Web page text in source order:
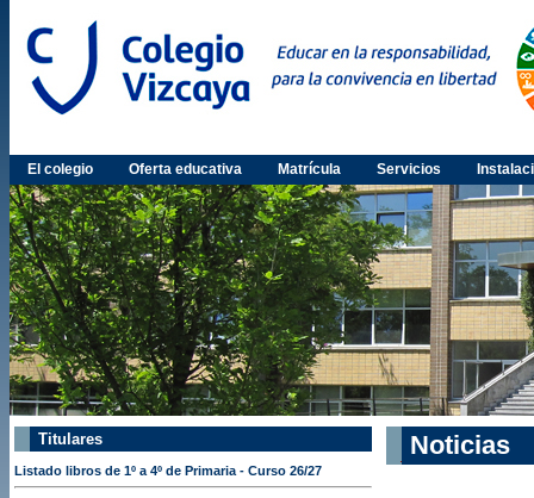
El colegio Oferta educativa Matrícula Servicios
Titulares
Listado libros de 1º a 4º de Primaria - Curso 26/27
Noticias